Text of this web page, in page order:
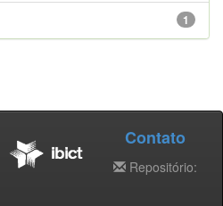
1
Contato
Repositório: